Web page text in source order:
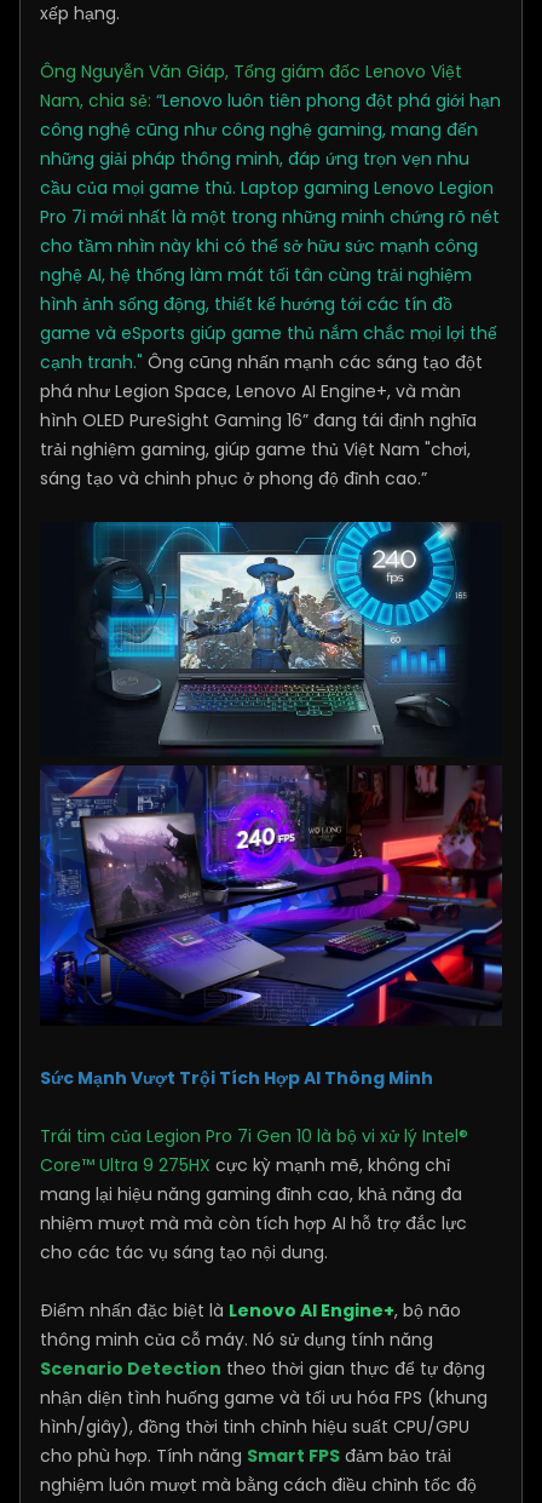
xếp hạng.
Ông Nguyễn Văn Giáp, Tổng giám đốc Lenovo Việt
Nam, chia sẻ: “Lenovo luôn tiên phong đột phá giới hạn
công nghệ cũng như công nghệ gaming, mang đến
những giải pháp thông minh, đáp ứng trọn vẹn nhu
cầu của mọi game thủ. Laptop gaming Lenovo Legion
Pro 7i mới nhất là một trong những minh chứng rõ nét
cho tầm nhìn này khi có thể sở hữu sức mạnh công
nghệ AI, hệ thống làm mát tối tân cùng trải nghiệm
hình ảnh sống động, thiết kế hướng tới các tín đồ
game và eSports giúp game thủ nắm chắc mọi lợi thế
cạnh tranh." Ông cũng nhấn mạnh các sáng tạo đột
phá như Legion Space, Lenovo AI Engine+, và màn
hình OLED PureSight Gaming 16” đang tái định nghĩa
trải nghiệm gaming, giúp game thủ Việt Nam "chơi,
sáng tạo và chinh phục ở phong độ đỉnh cao.”
Sức Mạnh Vượt Trội Tích Hợp AI Thông Minh
Trái tim của Legion Pro 7i Gen 10 là bộ vi xử lý Intel®
Core™ Ultra 9 275HX cực kỳ mạnh mẽ, không chỉ
mang lại hiệu năng gaming đỉnh cao, khả năng đa
nhiệm mượt mà mà còn tích hợp AI hỗ trợ đắc lực
cho các tác vụ sáng tạo nội dung.
Điểm nhấn đặc biệt là Lenovo AI Engine+, bộ não
thông minh của cỗ máy. Nó sử dụng tính năng
Scenario Detection theo thời gian thực để tự động
nhận diện tình huống game và tối ưu hóa FPS (khung
hình/giây), đồng thời tinh chỉnh hiệu suất CPU/GPU
cho phù hợp. Tính năng Smart FPS đảm bảo trải
nghiệm luôn mượt mà bằng cách điều chỉnh tốc độ